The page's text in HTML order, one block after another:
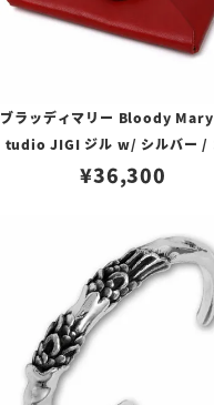
ブラッディマリー Bloody
tudio JIGI ジル w/ シルバー /
レザー レッド
¥36,300